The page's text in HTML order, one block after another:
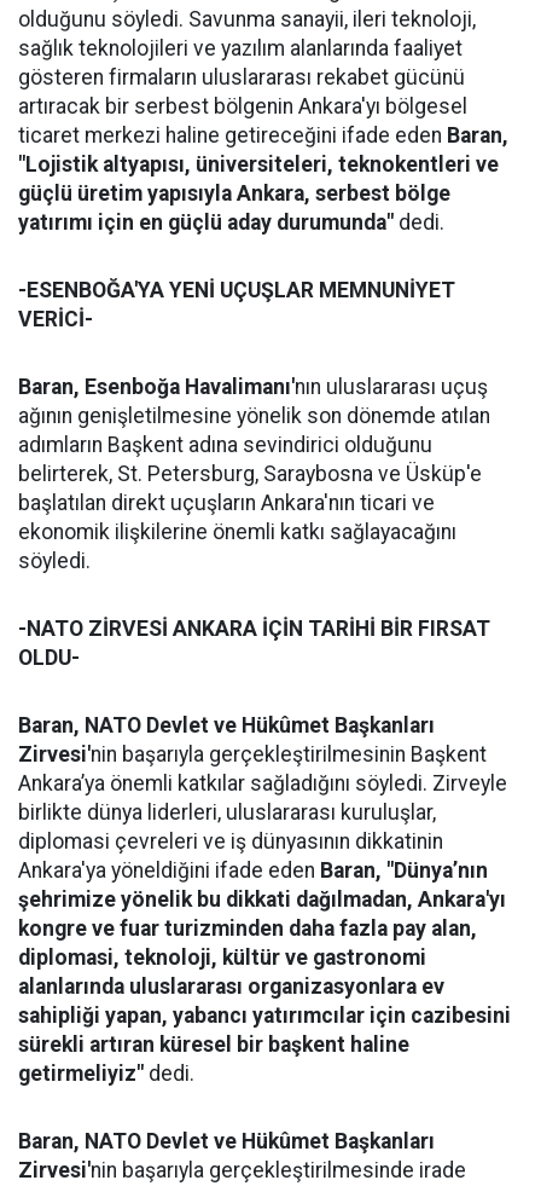
olduğunu söyledi. Savunma sanayii, ileri teknoloji,
sağlık teknolojileri ve yazılım alanlarında faaliyet
gösteren firmaların uluslararası rekabet gücünü
artıracak bir serbest bölgenin Ankara'yı bölgesel
ticaret merkezi haline getireceğini ifade eden Baran,
"Lojistik altyapısı, üniversiteleri, teknokentleri ve
güçlü üretim yapısıyla Ankara, serbest bölge
yatırımı için en güçlü aday durumunda" dedi.
-ESENBOĞA'YA YENİ UÇUŞLAR MEMNUNİYET
VERİCİ-
Baran, Esenboğa Havalimanı'nın uluslararası uçuş
ağının genişletilmesine yönelik son dönemde atılan
adımların Başkent adına sevindirici olduğunu
belirterek, St. Petersburg, Saraybosna ve Üsküp'e
başlatılan direkt uçuşların Ankara'nın ticari ve
ekonomik ilişkilerine önemli katkı sağlayacağını
söyledi.
-NATO ZİRVESİ ANKARA İÇİN TARİHİ BİR FIRSAT
OLDU-
Baran, NATO Devlet ve Hükûmet Başkanları
Zirvesi'nin başarıyla gerçekleştirilmesinin Başkent
Ankara’ya önemli katkılar sağladığını söyledi. Zirveyle
birlikte dünya liderleri, uluslararası kuruluşlar,
diplomasi çevreleri ve iş dünyasının dikkatinin
Ankara'ya yöneldiğini ifade eden Baran, "Dünya’nın
şehrimize yönelik bu dikkati dağılmadan, Ankara'yı
kongre ve fuar turizminden daha fazla pay alan,
diplomasi, teknoloji, kültür ve gastronomi
alanlarında uluslararası organizasyonlara ev
sahipliği yapan, yabancı yatırımcılar için cazibesini
sürekli artıran küresel bir başkent haline
getirmeliyiz" dedi.
Baran, NATO Devlet ve Hükûmet Başkanları
Zirvesi'nin başarıyla gerçekleştirilmesinde irade